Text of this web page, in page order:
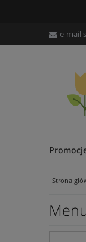
e-mail
Strona